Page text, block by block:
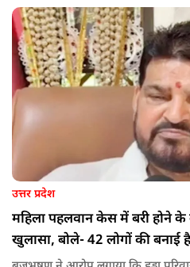
उत्तर प्रदेश
महिला पहलवान केस में बरी होने
खुलासा, बोले- 42 लोगों की बनाई